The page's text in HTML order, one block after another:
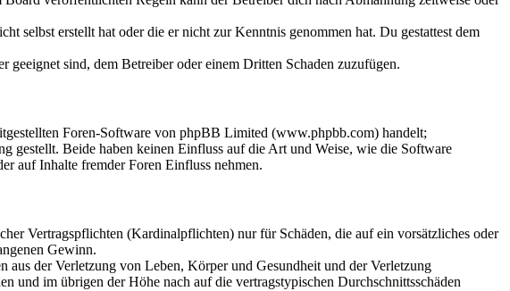
selbst erstellt hat oder die er nicht zur Kenntnis genommen hat. Du gestattest dem
geeignet sind, dem Betreiber oder einem Dritten Schaden zuzufügen.
Foren-Software von phpBB Limited (www.phpbb.com) handelt;
gestellt. Beide haben keinen Einfluss auf die Art und Weise, wie die Software
auf Inhalte fremder Foren Einfluss nehmen.
Vertragspflichten (Kardinalpflichten) nur für Schäden, die auf ein vorsätzliches oder
Gewinn.
aus der Verletzung von Leben, Körper und Gesundheit und der Verletzung
und im übrigen der Höhe nach auf die vertragstypischen Durchschnittsschäden